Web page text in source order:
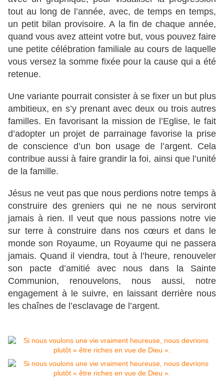
tout au long de l’année, avec, de temps en temps,
un petit bilan provisoire. A la fin de chaque année,
quand vous avez atteint votre but, vous pouvez faire
une petite célébration familiale au cours de laquelle
vous versez la somme fixée pour la cause qui a été
retenue.
Une variante pourrait consister à se fixer un but plus
ambitieux, en s’y prenant avec deux ou trois autres
familles. En favorisant la mission de l’Eglise, le fait
d’adopter un projet de parrainage favorise la prise
de conscience d’un bon usage de l’argent. Cela
contribue aussi à faire grandir la foi, ainsi que l’unité
de la famille.
Jésus ne veut pas que nous perdions notre temps à
construire des greniers qui ne ne nous serviront
jamais à rien. Il veut que nous passions notre vie
sur terre à construire dans nos cœurs et dans le
monde son Royaume, un Royaume qui ne passera
jamais. Quand il viendra, tout à l’heure, renouveler
son pacte d’amitié avec nous dans la Sainte
Communion, renouvelons, nous aussi, notre
engagement à le suivre, en laissant derrière nous
les chaînes de l’esclavage de l’argent.